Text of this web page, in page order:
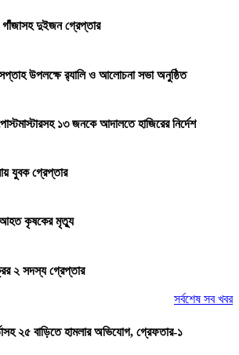
গাঁজাসহ দুইজন গ্রেপ্তার
উপলক্ষে র‌্যালি ও আলোচনা সভা অনুষ্ঠিত
১৩ জনকে আদালতে হাজিরের নির্দেশ
যুবক গ্রেপ্তার
আহত কৃষকের মৃত্যু
২ সদস্য গ্রেপ্তার
সর্বশেষ সব খবর
২৫ বাড়িতে হামলার অভিযোগ, গ্রেফতার-১